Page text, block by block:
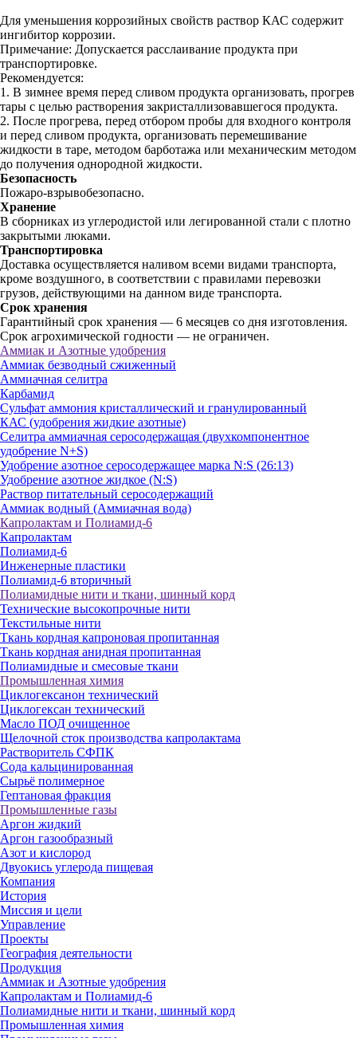
Для уменьшения коррозийных свойств раствор КАС содержит
ингибитор коррозии.
Примечание: Допускается расслаивание продукта при
транспортировке.
Рекомендуется:
1. В зимнее время перед сливом продукта организовать, прогрев
тары с целью растворения закристаллизовавшегося продукта.
2. После прогрева, перед отбором пробы для входного контроля
и перед сливом продукта, организовать перемешивание
жидкости в таре, методом барботажа или механическим методом
до получения однородной жидкости.
Безопасность
Пожаро-взрывобезопасно.
Хранение
В сборниках из углеродистой или легированной стали с плотно
закрытыми люками.
Транспортировка
Доставка осуществляется наливом всеми видами транспорта,
кроме воздушного, в соответствии с правилами перевозки
грузов, действующими на данном виде транспорта.
Срок хранения
Гарантийный срок хранения — 6 месяцев со дня изготовления.
Срок агрохимической годности — не ограничен.
Аммиак и Азотные удобрения
Аммиак безводный сжиженный
Аммиачная селитра
Карбамид
Сульфат аммония кристаллический и гранулированный
КАС (удобрения жидкие азотные)
Селитра аммиачная серосодержащая (двухкомпонентное
удобрение N+S)
Удобрение азотное серосодержащее марка N:S (26:13)
Удобрение азотное жидкое (N:S)
Раствор питательный серосодержащий
Аммиак водный (Аммиачная вода)
Капролактам и Полиамид-6
Капролактам
Полиамид-6
Инженерные пластики
Полиамид-6 вторичный
Полиамидные нити и ткани, шинный корд
Технические высокопрочные нити
Текстильные нити
Ткань кордная капроновая пропитанная
Ткань кордная анидная пропитанная
Полиамидные и смесовые ткани
Промышленная химия
Циклогексанон технический
Циклогексан технический
Масло ПОД очищенное
Щелочной сток производства капролактама
Растворитель СФПК
Сода кальцинированная
Сырьё полимерное
Гептановая фракция
Промышленные газы
Аргон жидкий
Аргон газообразный
Азот и кислород
Двуокись углерода пищевая
Компания
История
Миссия и цели
Управление
Проекты
География деятельности
Продукция
Аммиак и Азотные удобрения
Капролактам и Полиамид-6
Полиамидные нити и ткани, шинный корд
Промышленная химия